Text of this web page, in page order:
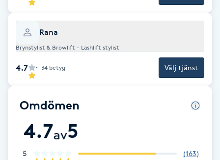
Cryoterapi
Damklippning
Dermapen
Diamantslipning
Enzympeeling
Rana
Brynstylist & Browlift - Lashlift stylist
4.7 34 betyg Välj tjänst
Omdömen
4.7av5
5 (163)